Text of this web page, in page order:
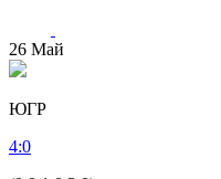
26 Май
ЮГР
4:0